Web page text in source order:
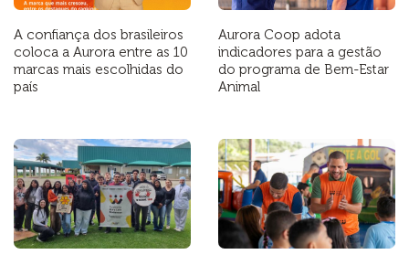
A confiança dos brasileiros
coloca a Aurora entre as 10
marcas mais escolhidas do
país
Aurora Coop adota
indicadores para a gestão
do programa de Bem-Estar
Animal